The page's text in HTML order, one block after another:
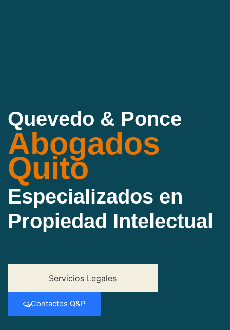
Quevedo & Ponce
Abogados
Quito
Especializados en
Propiedad Intelectual
Servicios Legales
Contactos Q&P